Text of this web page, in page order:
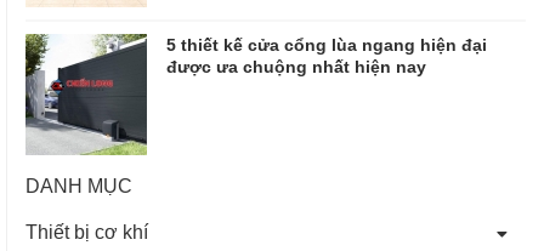
5 thiết kế cửa cổng lùa ngang hiện đại
được ưa chuộng nhất hiện nay
DANH MỤC
Thiết bị cơ khí